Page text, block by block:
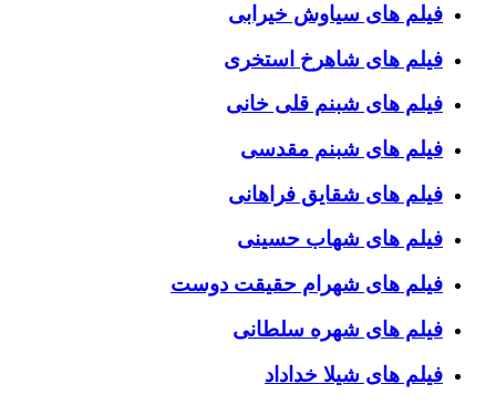
فیلم های سیاوش خیرابی
فیلم های شاهرخ استخری
فیلم های شبنم قلی خانی
فیلم های شبنم مقدسی
فیلم های شقایق فراهانی
فیلم های شهاب حسینی
فیلم های شهرام حقیقت دوست
فیلم های شهره سلطانی
فیلم های شیلا خداداد